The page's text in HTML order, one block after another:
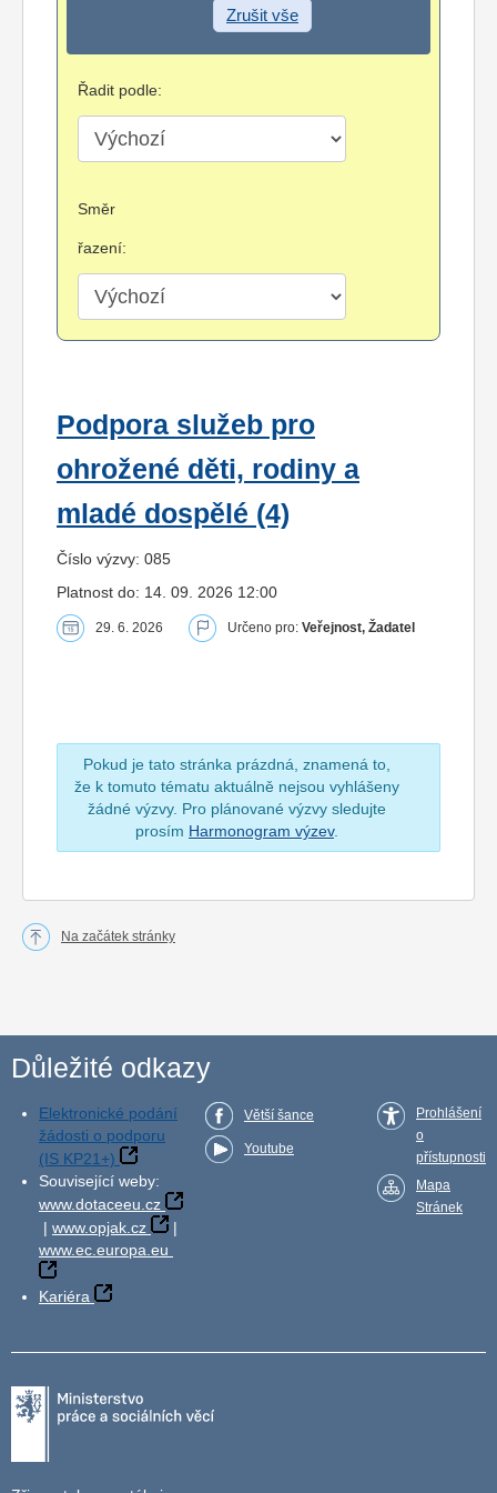
Zrušit vše
Řadit podle:
Směr
řazení:
Podpora služeb pro
ohrožené děti, rodiny a
mladé dospělé (4)
Číslo výzvy: 085
Platnost do: 14. 09. 2026 12:00
29. 6. 2026 Určeno pro: Veřejnost, Žadatel
Pokud je tato stránka prázdná, znamená to,
že k tomuto tématu aktuálně nejsou vyhlášeny
žádné výzvy. Pro plánované výzvy sledujte
prosím Harmonogram výzev.
Na začátek stránky
Důležité odkazy
Elektronické podání
žádosti o podporu
(IS KP21+)
Související weby:
www.dotaceeu.cz
| www.opjak.cz
|
www.ec.europa.eu
Kariéra
Větší šance
Youtube
Prohlášení
o
přístupnosti
Mapa
Stránek